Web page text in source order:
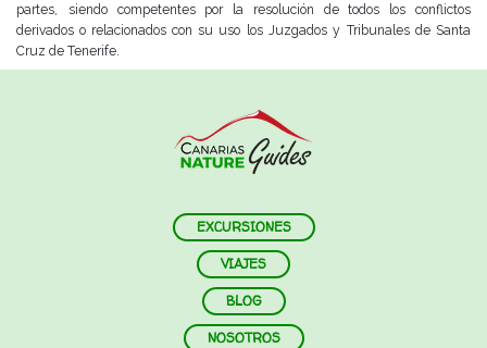
partes,
siendo competentes por la resolución de todos los conflictos
derivados o relacionados con su uso los Juzgados y Tribunales de Santa
Cruz de Tenerife.
EXCURSIONES
VIAJES
BLOG
NOSOTROS